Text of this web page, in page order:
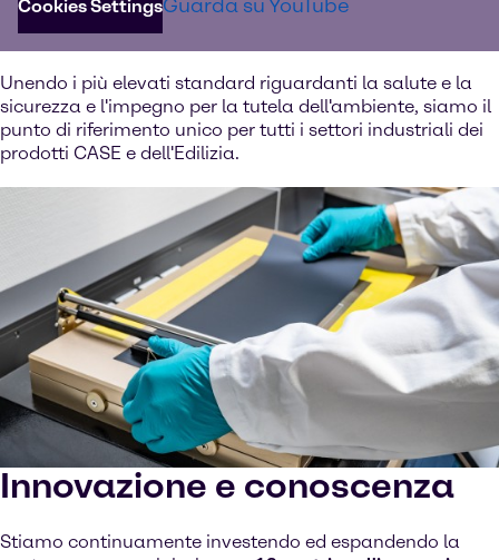
Cookies SettingsGuarda su YouTube
globale eservizi logistici eccellenti, garantendo
un'ottima esperienza al cliente.
Unendo i più elevati standard riguardanti la salute e la
sicurezza e l'impegno per la tutela dell'ambiente, siamo il
punto di riferimento unico per tutti i settori industriali dei
prodotti CASE e dell'Edilizia.
Innovazione e conoscenza
Stiamo continuamente investendo ed espandendo la